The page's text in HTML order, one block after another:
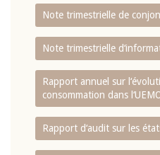
Note trimestrielle de
Note trimestrielle
Rapport annuel sur
consommation dans
Rapport d‘audit sur les